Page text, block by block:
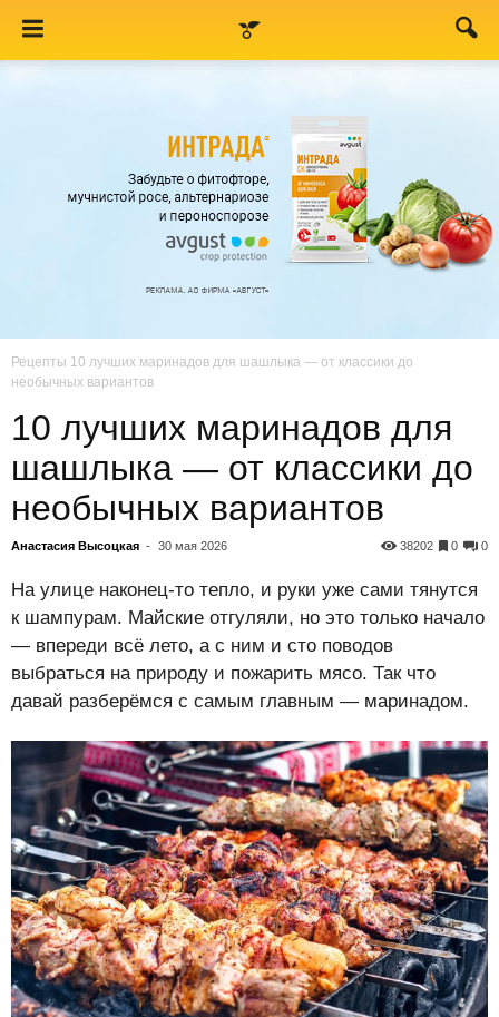
Рецепты 10 лучших маринадов для шашлыка — от классики до
необычных вариантов
10 лучших маринадов для
шашлыка — от классики до
необычных вариантов
Анастасия Высоцкая - 30 мая 2026 0
0
38202
На улице наконец-то тепло, и руки уже сами тянутся
к шампурам. Майские отгуляли, но это только начало
— впереди всё лето, а с ним и сто поводов
выбраться на природу и пожарить мясо. Так что
давай разберёмся с самым главным — маринадом.